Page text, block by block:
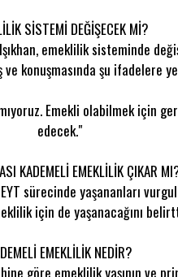
SİSTEMİ DEĞİŞECEK Mİ?
emeklilik sisteminde
ve konuşmasında şu ifadelere
Emekli olabilmek için
edecek."
KADEMELİ EMEKLİLİK ÇIKAR
sürecinde yaşananları
için de yaşanacağını
EMEKLİLİK NEDİR?
göre emeklilik yaşının ve